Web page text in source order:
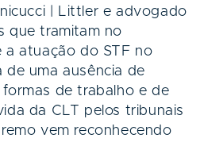
| Littler e advogado
que tramitam no
a atuação do STF no
de uma ausência de
de trabalho e de
da CLT pelos tribunais
vem reconhecendo